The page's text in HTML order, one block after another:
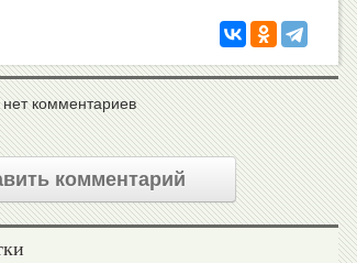
нет комментариев
комментарий